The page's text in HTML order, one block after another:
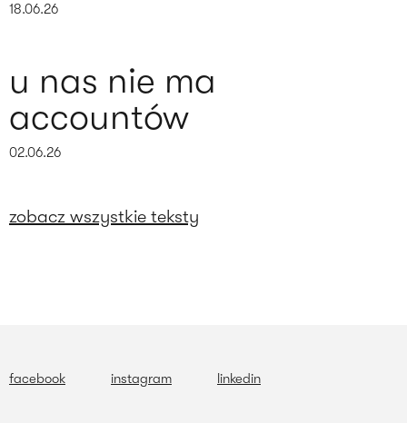
18.06.26
u nas nie ma
accountów
02.06.26
zobacz wszystkie teksty
facebook instagram linkedin